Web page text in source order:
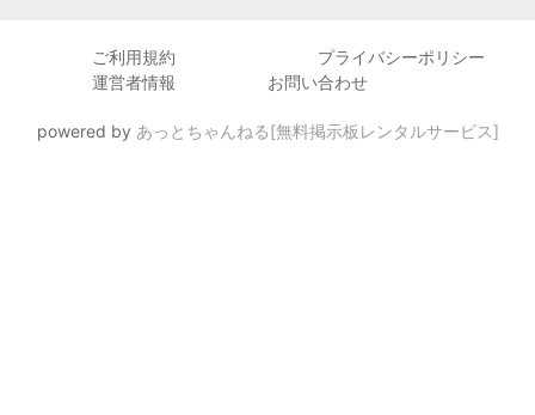
ご利用規約
プライバシーポリシー
運営者情報
お問い合わせ
powered by あっとちゃんねる[無料掲示板レンタルサービス]